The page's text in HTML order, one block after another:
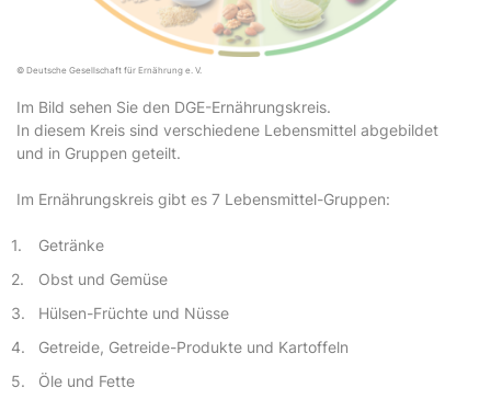
© Deutsche Gesellschaft für Ernährung e. V.
Im Bild sehen Sie den DGE-Ernährungskreis.
In diesem Kreis sind verschiedene Lebensmittel abgebildet
und in Gruppen geteilt.
Im Ernährungskreis gibt es 7 Lebensmittel-Gruppen:
Getränke
Obst und Gemüse
Hülsen-Früchte und Nüsse
Getreide, Getreide-Produkte und Kartoffeln
Öle und Fette